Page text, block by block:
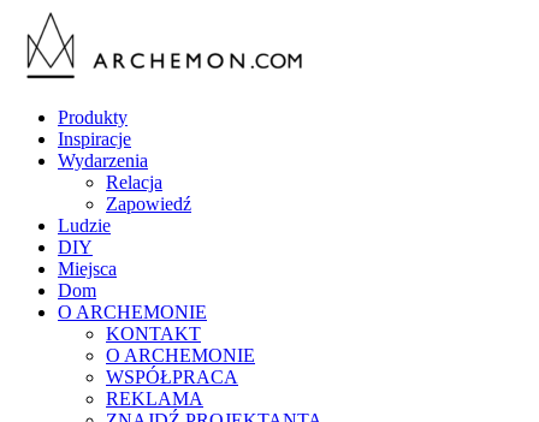
Produkty
Inspiracje
Wydarzenia
Relacja
Zapowiedź
Ludzie
DIY
Miejsca
Dom
O ARCHEMONIE
KONTAKT
O ARCHEMONIE
WSPÓŁPRACA
REKLAMA